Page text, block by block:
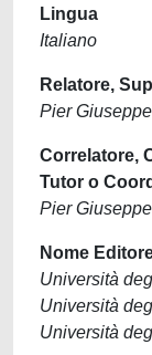
Lingua
Italiano
Relatore,
Pier
Correlatore,
Tutor o
Pier
Nome
Università
Università
Università